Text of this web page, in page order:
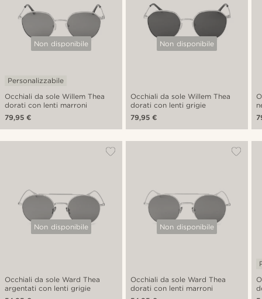
Non disponibile
Occhiali da sole Willem Thea
dorati con lenti marroni
Personalizzabile
79,95 €
Non disponibile
Occhiali da sole Willem Thea
dorati con lenti grigie
79,95 €
Non disponibile
Occhiali da sole Ward Thea
argentati con lenti grigie
Non disponibile
Occhiali da sole Ward Thea
dorati con lenti marroni